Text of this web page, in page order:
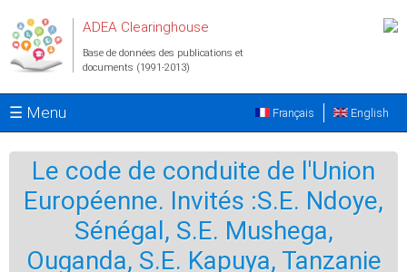
ADEA Clearinghouse
Base de données des publications et
documents (1991-2013)
☰ Menu English
Français
Le code de conduite de l'Union
Européenne. Invités :S.E. Ndoye,
Sénégal, S.E. Mushega,
Ouganda, S.E. Kapuya, Tanzanie